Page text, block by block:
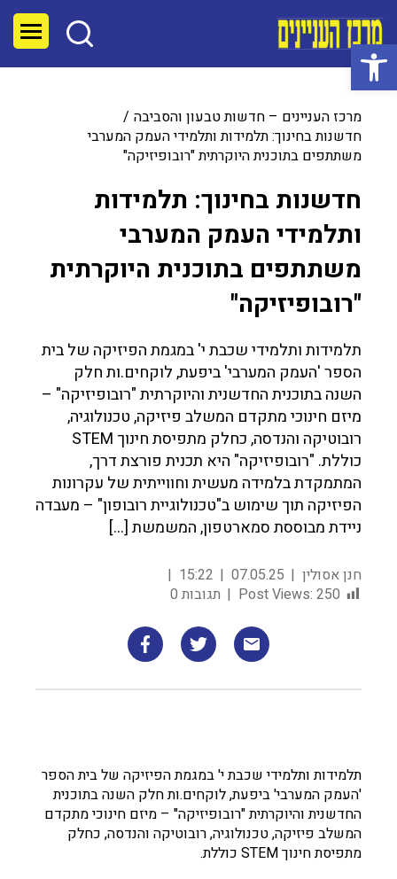
פתח סרגל נגישות
מרכז העניינים – חדשות טבעון והסביבה
חדשנות בחינוך: תלמידות ותלמידי העמק המערבי
משתתפים בתוכנית היוקרתית "רובופיזיקה"
חדשנות בחינוך: תלמידות
ותלמידי העמק המערבי
משתתפים בתוכנית היוקרתית
"רובופיזיקה"
תלמידות ותלמידי שכבת י' במגמת הפיזיקה של בית
הספר 'העמק המערבי' ביפעת, לוקחים.ות חלק
השנה בתוכנית החדשנית והיוקרתית "רובופיזיקה" –
מיזם חינוכי מתקדם המשלב פיזיקה, טכנולוגיה,
רובוטיקה והנדסה, כחלק מתפיסת חינוך STEM
כוללת. "רובופיזיקה" היא תכנית פורצת דרך,
המתמקדת בלמידה מעשית וחווייתית של עקרונות
הפיזיקה תוך שימוש ב"טכנולוגיית רובופון" – מעבדה
ניידת מבוססת סמארטפון, המשמשת […]
חנן אסולין 07.05.25
15:22
Post Views: 250 תגובות 0
תלמידות ותלמידי שכבת י' במגמת הפיזיקה של בית הספר
'העמק המערבי' ביפעת, לוקחים.ות חלק השנה בתוכנית
החדשנית והיוקרתית "רובופיזיקה" – מיזם חינוכי מתקדם
המשלב פיזיקה, טכנולוגיה, רובוטיקה והנדסה, כחלק
מתפיסת חינוך STEM כוללת.